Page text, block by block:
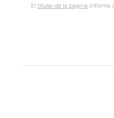
El titular de la página informa